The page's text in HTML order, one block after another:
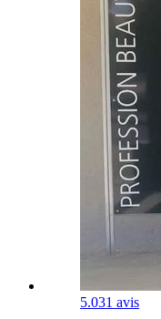
5.031 avis